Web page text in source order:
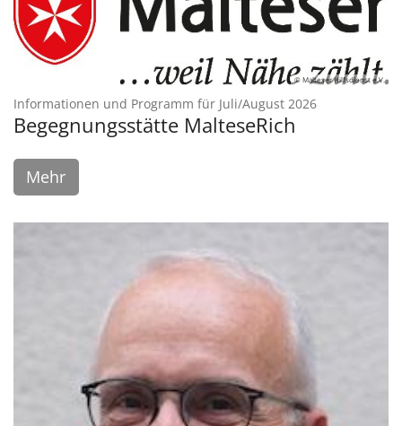
© Malteser Hilfsdienst e.V.
Informationen und Programm für Juli/August 2026:
Begegnungsstätte MalteseRich
Mehr